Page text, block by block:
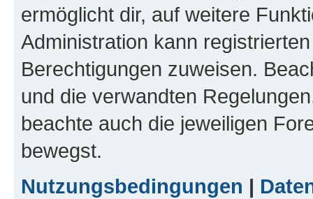
ermöglicht dir, auf weitere
Administration kann
Berechtigungen zuweisen.
und die verwandten
beachte auch die jeweiligen
bewegst.
Nutzungsbedingungen |